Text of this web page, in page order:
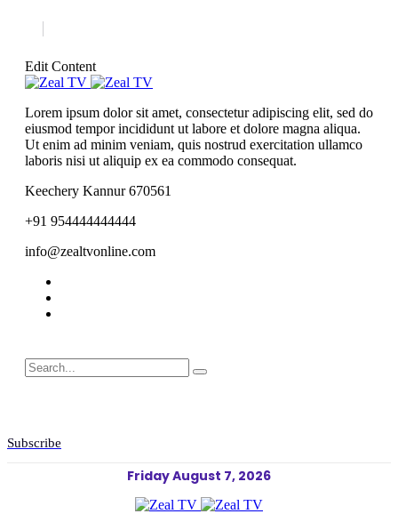
Edit Content
Lorem ipsum dolor sit amet, consectetur adipiscing elit, sed do
eiusmod tempor incididunt ut labore et dolore magna aliqua.
Ut enim ad minim veniam, quis nostrud exercitation ullamco
laboris nisi ut aliquip ex ea commodo consequat.
Keechery Kannur 670561
+91 954444444444
info@zealtvonline.com
Subscribe
Friday August 7, 2026